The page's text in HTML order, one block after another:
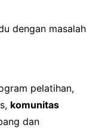
dengan masalah
pelatihan,
komunitas
dan